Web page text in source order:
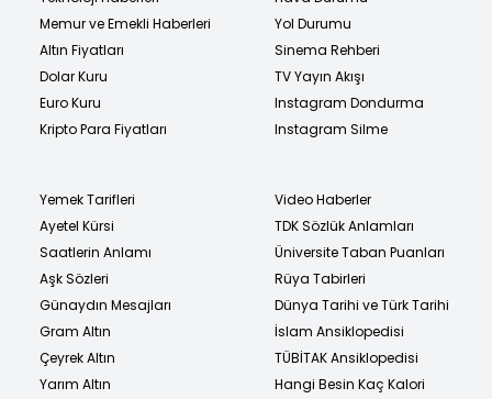
Memur ve Emekli Haberleri
Altın Fiyatları
Dolar Kuru
Euro Kuru
Kripto Para Fiyatları
Yol Durumu
Sinema Rehberi
TV Yayın Akışı
Instagram Dondurma
Instagram Silme
Yemek Tarifleri
Ayetel Kürsi
Saatlerin Anlamı
Aşk Sözleri
Günaydın Mesajları
Gram Altın
Çeyrek Altın
Yarım Altın
Video Haberler
TDK Sözlük Anlamları
Üniversite Taban Puanları
Rüya Tabirleri
Dünya Tarihi ve Türk Tarihi
İslam Ansiklopedisi
TÜBİTAK Ansiklopedisi
Hangi Besin Kaç Kalori